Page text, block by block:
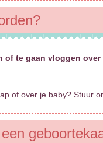
te gaan vloggen
of over je baby? Stuur